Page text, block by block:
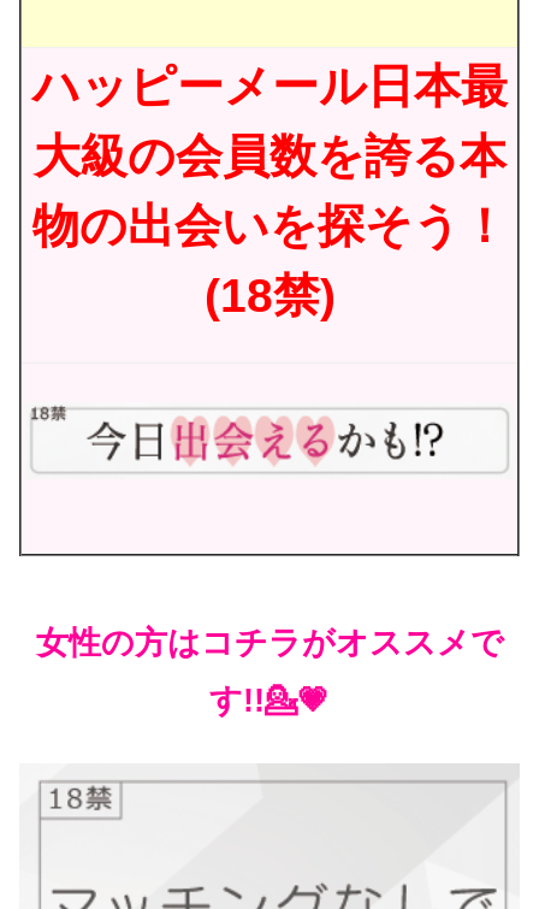
ハッピーメール日本最
大級の会員数を誇る本
物の出会いを探そう！
(18禁)
女性の方はコチラがオススメで
す!!💁💗